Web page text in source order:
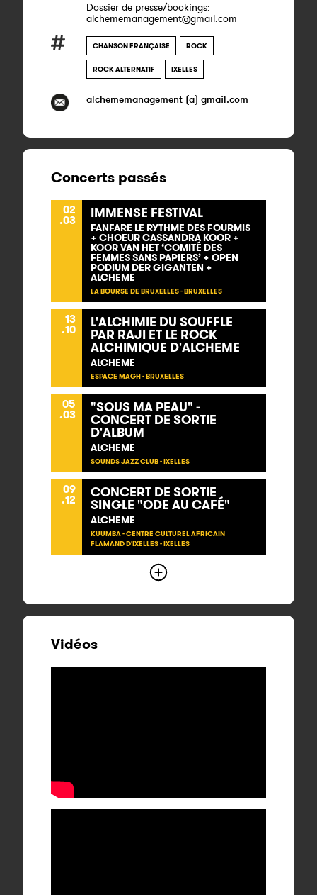
Dossier de presse/bookings:
alchememanagement@gmail.com
CHANSON FRANÇAISE ROCK
ROCK ALTERNATIF IXELLES
alchememanagement (a) gmail.com
Concerts passés
02
.03 IMMENSE FESTIVAL
FANFARE LE RYTHME DES FOURMIS
+ CHOEUR CASSANDRA KOOR +
KOOR VAN HET ‘COMITÉ DES
FEMMES SANS PAPIERS’ + OPEN
PODIUM DER GIGANTEN +
ALCHEME
LA BOURSE DE BRUXELLES - BRUXELLES
13
.10 L'ALCHIMIE DU SOUFFLE
PAR RAJI ET LE ROCK
ALCHIMIQUE D'ALCHEME
ALCHEME
ESPACE MAGH - BRUXELLES
05
.03 "SOUS MA PEAU" -
CONCERT DE SORTIE
D'ALBUM
ALCHEME
SOUNDS JAZZ CLUB - IXELLES
09
.12 CONCERT DE SORTIE
SINGLE "ODE AU CAFÉ"
ALCHEME
KUUMBA - CENTRE CULTUREL AFRICAIN
FLAMAND D'IXELLES - IXELLES
Vidéos